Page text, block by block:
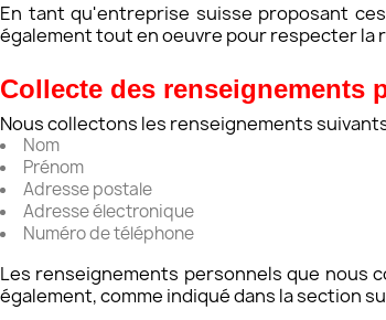
En tant qu'entreprise suisse proposant
également tout en oeuvre pour respecter
Collecte des renseignements
Nous collectons les renseignements
Nom
Prénom
Adresse postale
Adresse électronique
Numéro de téléphone
Les renseignements personnels que nous
également, comme indiqué dans la section